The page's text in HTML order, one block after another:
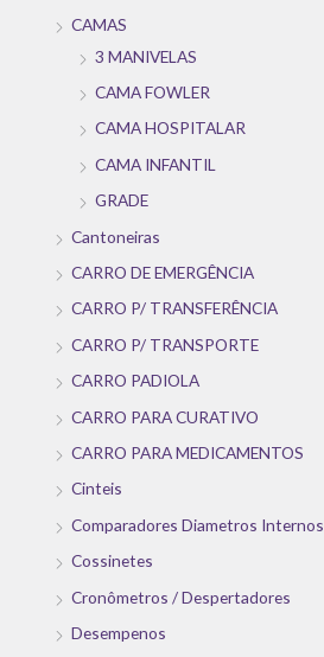
CAMAS
3 MANIVELAS
CAMA FOWLER
CAMA HOSPITALAR
CAMA INFANTIL
GRADE
Cantoneiras
CARRO DE EMERGÊNCIA
CARRO P/ TRANSFERÊNCIA
CARRO P/ TRANSPORTE
CARRO PADIOLA
CARRO PARA CURATIVO
CARRO PARA MEDICAMENTOS
Cinteis
Comparadores Diametros Internos
Cossinetes
Cronômetros / Despertadores
Desempenos